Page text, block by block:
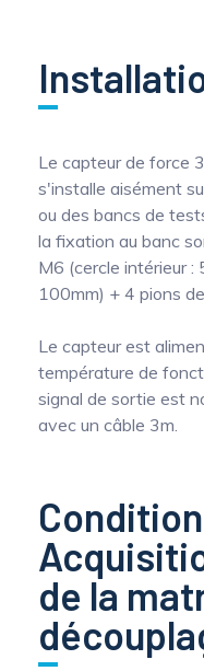
Le capteur de force
s'installe aisément
ou des bancs de
la fixation au banc
M6 (cercle intérieur :
100mm) + 4 pions
Le capteur est
température de
signal de sortie est
avec un câble 3m.
de la